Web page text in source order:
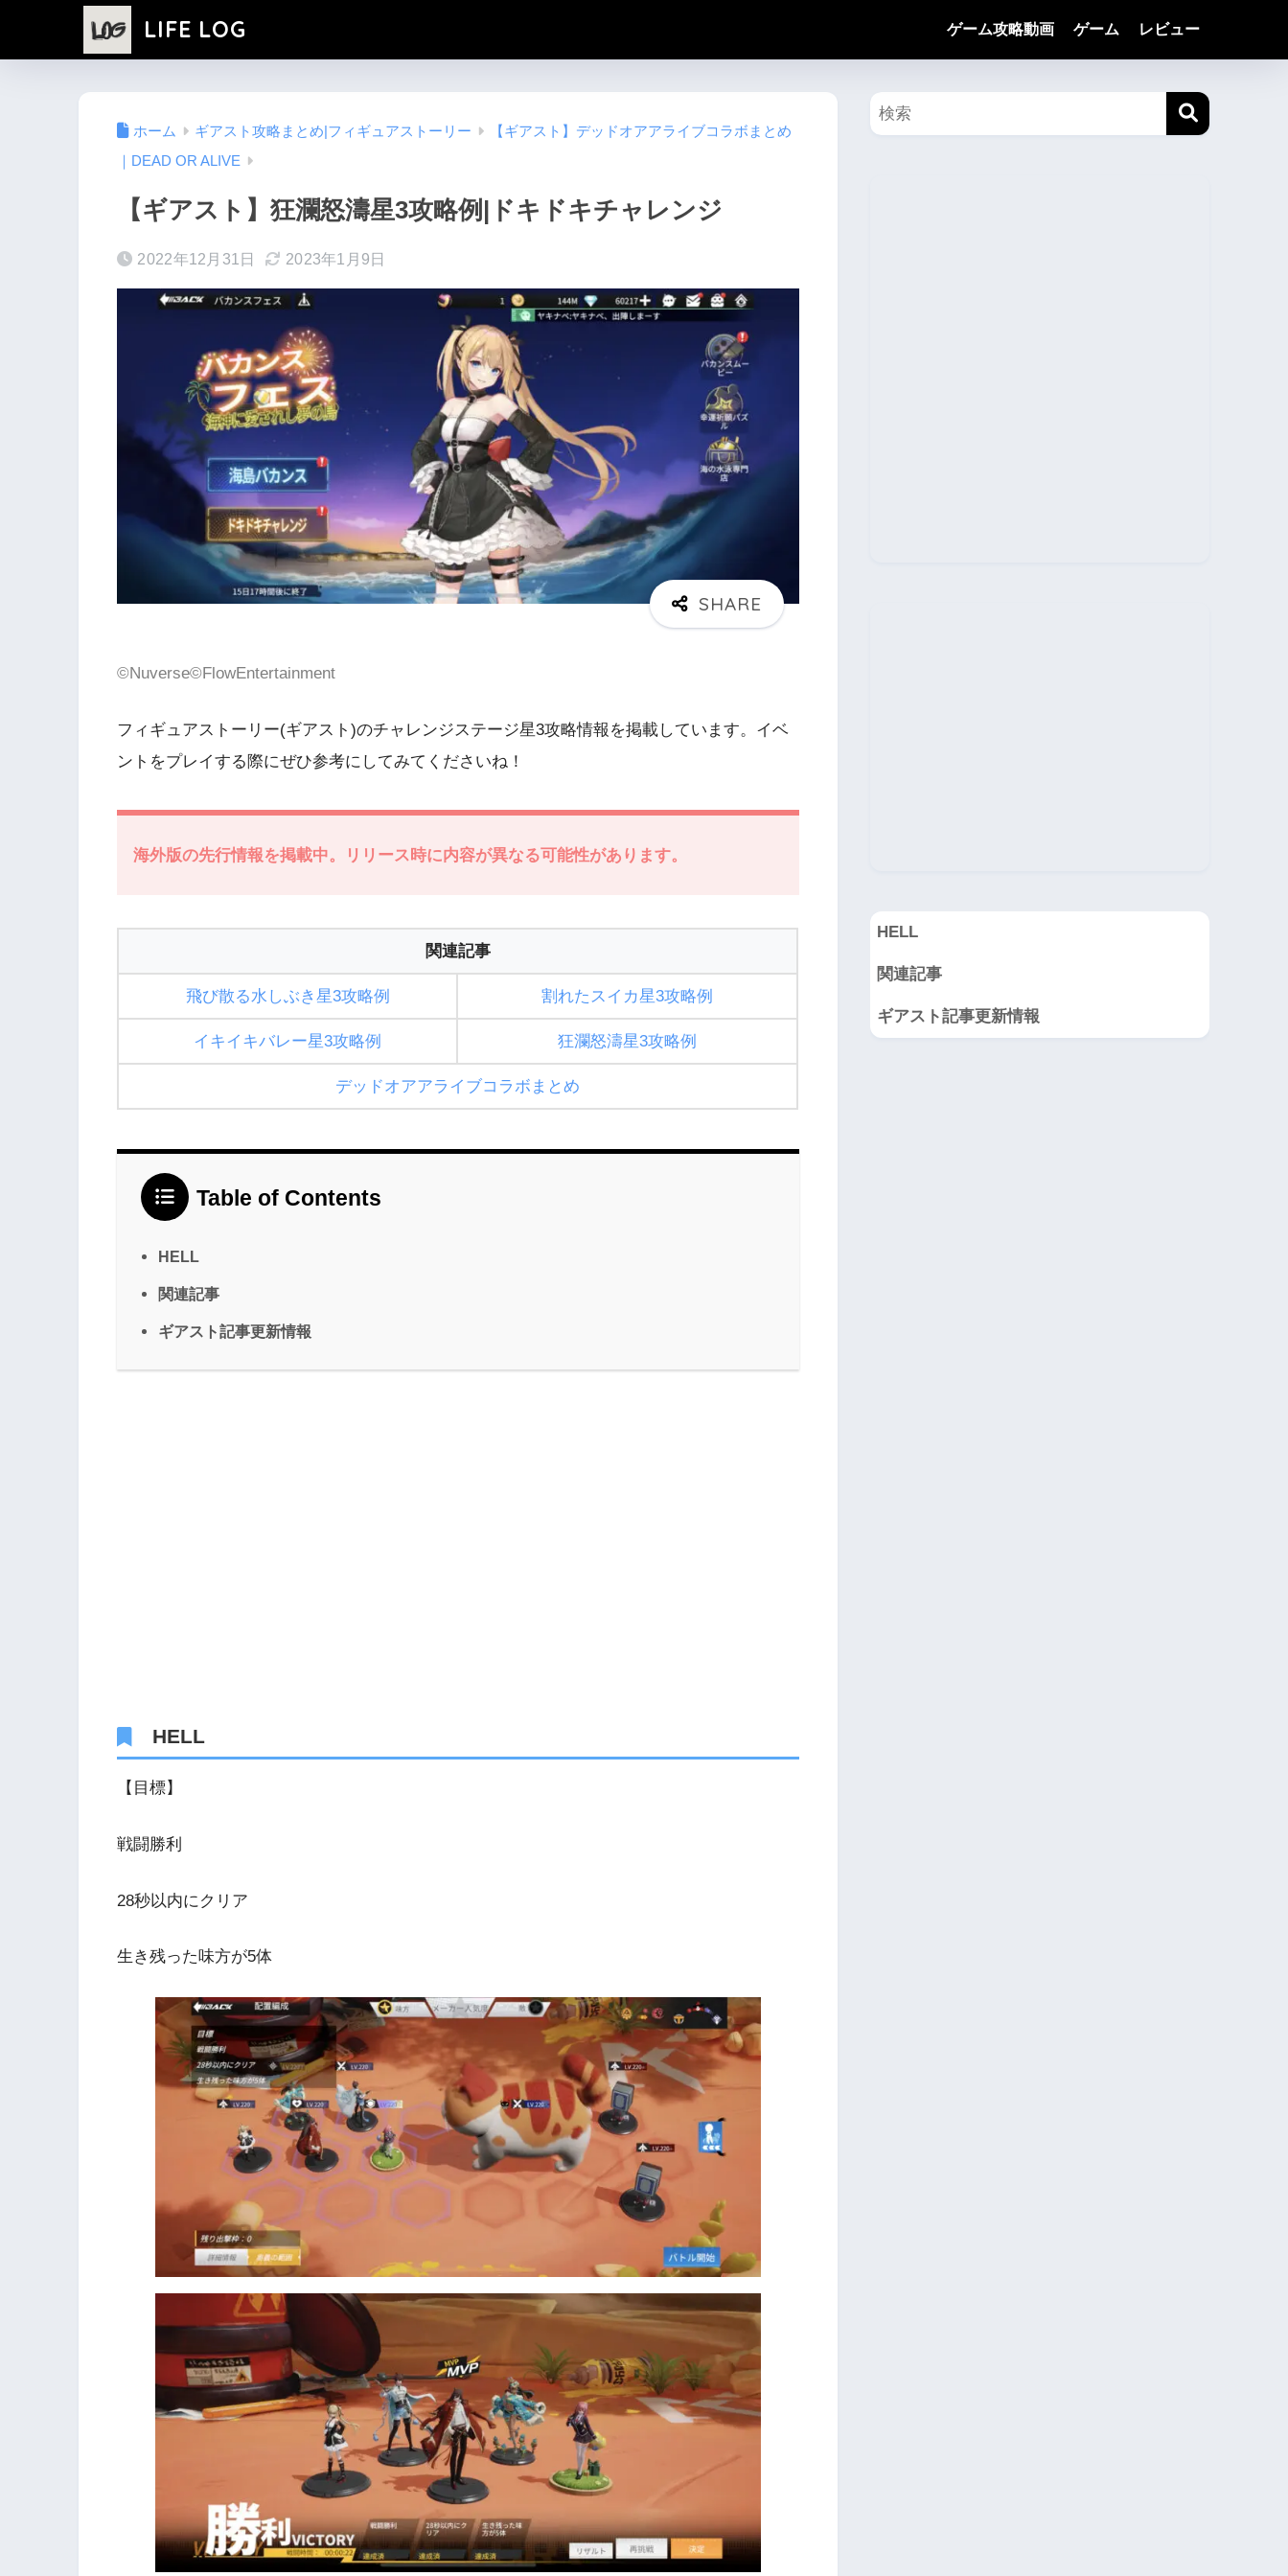
LIFE LOG ゲーム攻略動画 ゲーム レビュー
ホーム ギアスト攻略まとめ|フィギュアストーリー
【ギアスト】デッドオアアライブコラボまとめ
｜DEAD OR ALIVE
【ギアスト】狂瀾怒濤星3攻略例|ドキドキチャレンジ
2022年12月31日 2023年1月9日
©Nuverse©FlowEntertainment
フィギュアストーリー(ギアスト)のチャレンジステージ星3攻略情報を掲載しています。イベ
ントをプレイする際にぜひ参考にしてみてくださいね！
海外版の先行情報を掲載中。リリース時に内容が異なる可能性があります。
関連記事
飛び散る水しぶき星3攻略例 割れたスイカ星3攻略例
イキイキバレー星3攻略例 狂瀾怒濤星3攻略例
デッドオアアライブコラボまとめ
Table of Contents
HELL
関連記事
ギアスト記事更新情報
HELL
【目標】
戦闘勝利
28秒以内にクリア
生き残った味方が5体
HELL
関連記事
ギアスト記事更新情報